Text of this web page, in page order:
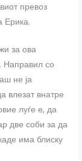
превоз
Ерика.
за ова
Направил со
не ја
влезат внатре
луѓе е, да
две соби за да
има блиску